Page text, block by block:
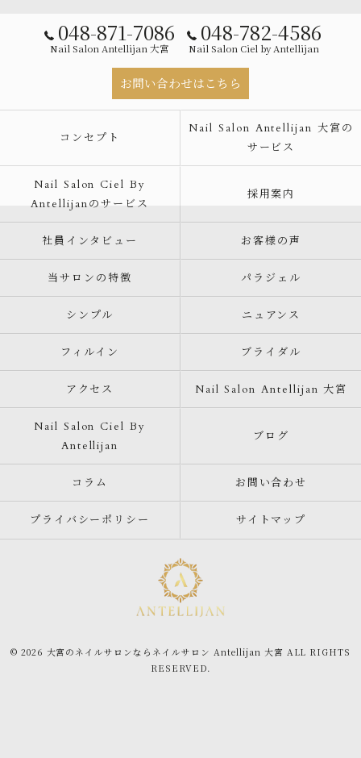
048-871-7086
Nail Salon Antellijan 大宮
048-782-4586
Nail Salon Ciel by Antellijan
お問い合わせはこちら
コンセプト
Nail Salon Antellijan 大宮の
サービス
Nail Salon Ciel By
Antellijanのサービス
採用案内
社員インタビュー お客様の声
当サロンの特徴 パラジェル
シンプル ニュアンス
フィルイン ブライダル
アクセス Nail Salon Antellijan 大宮
Nail Salon Ciel By
Antellijan
ブログ
コラム お問い合わせ
プライバシーポリシー サイトマップ
© 2026 大宮のネイルサロンならネイルサロン Antellijan 大宮 ALL RIGHTS
RESERVED.